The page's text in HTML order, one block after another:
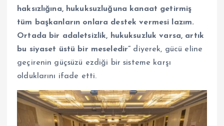
haksızlığına, hukuksuzluğuna kanaat getirmiş
tüm başkanların onlara destek vermesi lazım.
Ortada bir adaletsizlik, hukuksuzluk varsa, artık
bu siyaset üstü bir meseledir” diyerek, gücü eline
geçirenin güçsüzü ezdiği bir sisteme karşı
olduklarını ifade etti.